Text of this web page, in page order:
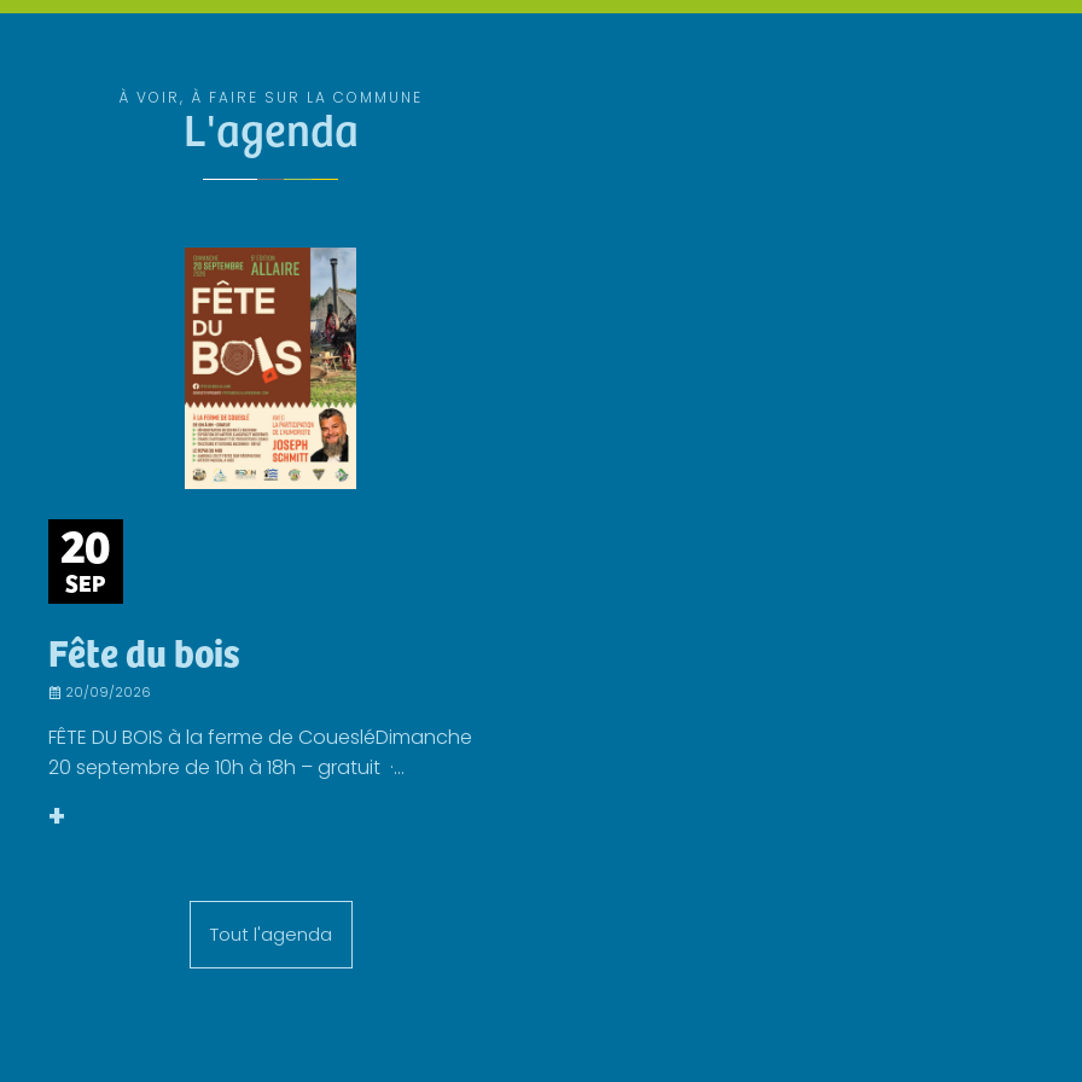
À VOIR, À FAIRE SUR LA COMMUNE
L'agenda
20
SEP
Fête du bois
20/09/2026
FÊTE DU BOIS à la ferme de CouesléDimanche
20 septembre de 10h à 18h – gratuit ·...
+
Tout l'agenda